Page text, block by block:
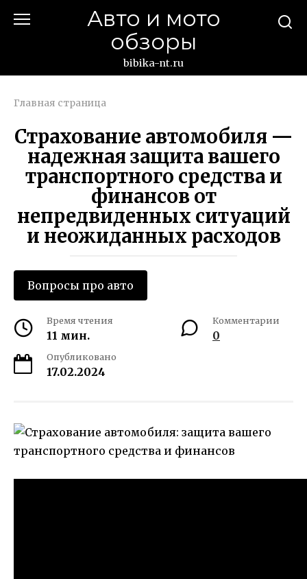
Авто и мото
обзоры
bibika-nt.ru
Главная страница
Страхование автомобиля —
надежная защита вашего
транспортного средства и
финансов от
непредвиденных ситуаций
и неожиданных расходов
Вопросы про авто
Время чтения
11 мин.
Комментарии
0
Опубликовано
17.02.2024